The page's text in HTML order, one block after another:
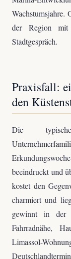
Wachstumsjahre.
der Region
Stadtgespräch.
Praxisfall:
den
Die typische
beeindruckt und
kostet den
charmiert und
gewinnt in der
Fahrradnähe,
Limassol-